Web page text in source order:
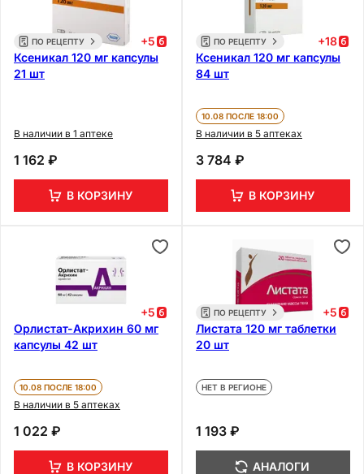
ПО РЕЦЕПТУ +5
Ксеникал 120 мг капcулы
21 шт
В наличии в 1 аптеке
1 162 ₽
В КОРЗИНУ
ПО РЕЦЕПТУ +18
Ксеникал 120 мг капcулы
84 шт
10.08 ПОСЛЕ 18:00
В наличии в 5 аптеках
3 784 ₽
В КОРЗИНУ
+5
Орлистат-Акрихин 60 мг
капсулы 42 шт
10.08 ПОСЛЕ 18:00
В наличии в 5 аптеках
1 022 ₽
В КОРЗИНУ
ПО РЕЦЕПТУ +5
Листата 120 мг таблетки
20 шт
НЕТ В РЕГИОНЕ
1 193 ₽
АНАЛОГИ